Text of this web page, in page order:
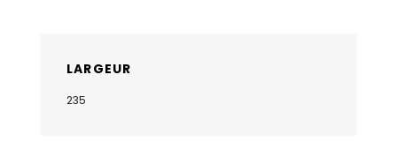
LARGEUR
235